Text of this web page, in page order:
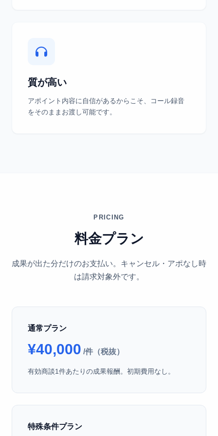
質が高い
アポイント内容に自信があるからこそ、コール録音
をそのままお渡し可能です。
PRICING
料金プラン
成果が出た分だけのお支払い。キャンセル・アポなし時
は請求対象外です。
通常プラン
¥40,000 /件（税抜）
有効商談1件あたりの成果報酬。初期費用なし。
特殊条件プラン